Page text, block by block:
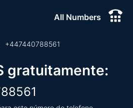
All Numbers
+447440788561
gratuitamente: